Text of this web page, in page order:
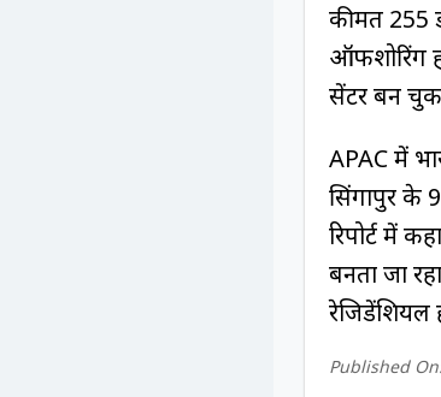
कीमत 255
ऑफशोरिंग
सेंटर बन
APAC में
सिंगापुर के
रिपोर्ट में
बनता जा
रेजिडेंशियल
Published